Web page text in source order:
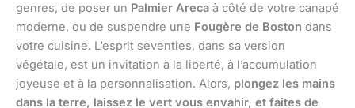
genres, de poser un Palmier Areca à côté de votre canapé
moderne, ou de suspendre une Fougère de Boston dans
votre cuisine. L’esprit seventies, dans sa version
végétale, est un invitation à la liberté, à l’accumulation
joyeuse et à la personnalisation. Alors, plongez les mains
dans la terre, laissez le vert vous envahir, et faites de